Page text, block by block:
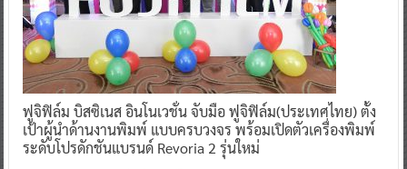
ฟูจิฟิล์ม บิสซิเนส อินโนเวชั่น จับมือ ฟูจิฟิล์ม(ประเทศไทย) ตั้ง
เป้าผู้นำด้านงานพิมพ์ แบบครบวงจร พร้อมเปิดตัวเครื่องพิมพ์
ระดับโปรดักชันแบรนด์ Revoria 2 รุ่นใหม่